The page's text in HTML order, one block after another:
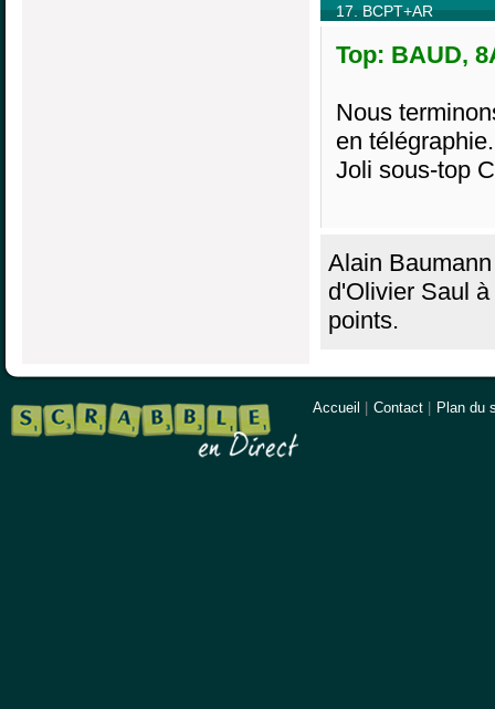
17. BCPT+AR
Top: BAUD,
Nous
en télégraphie.
Joli sous-top
Alain
d'Olivier Saul
points.
Accueil Contact Plan du